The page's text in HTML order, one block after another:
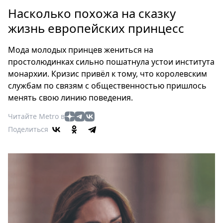
Россия
Мир
Еда
Туризм
Мода
Театр
Кино
Афиша
Выставки
релизы
Metro
Насколько похожа на сказку
жизнь европейских принцесс
Moда молодых принцев жениться на
простолюдинках сильно пошатнула устои института
монархии. Кризис привёл к тому, что королевским
службам по связям с общественностью пришлось
менять свою линию поведения.
Читайте Metro в
Поделиться